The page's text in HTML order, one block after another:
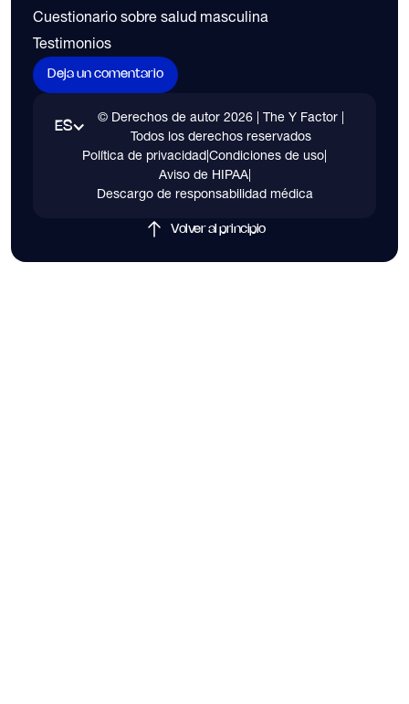
Cuestionario sobre salud masculina
Testimonios
Deja un comentario
ES
© Derechos de autor2026 | The Y Factor |
Todos los derechos reservados
Política de privacidad|Condiciones de uso|
Aviso de HIPAA|
Descargo de responsabilidad médica
Volver al principio